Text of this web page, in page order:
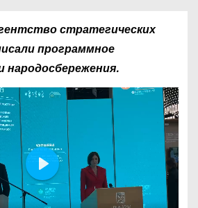
стратегических
программное
народосбережения.
P
l